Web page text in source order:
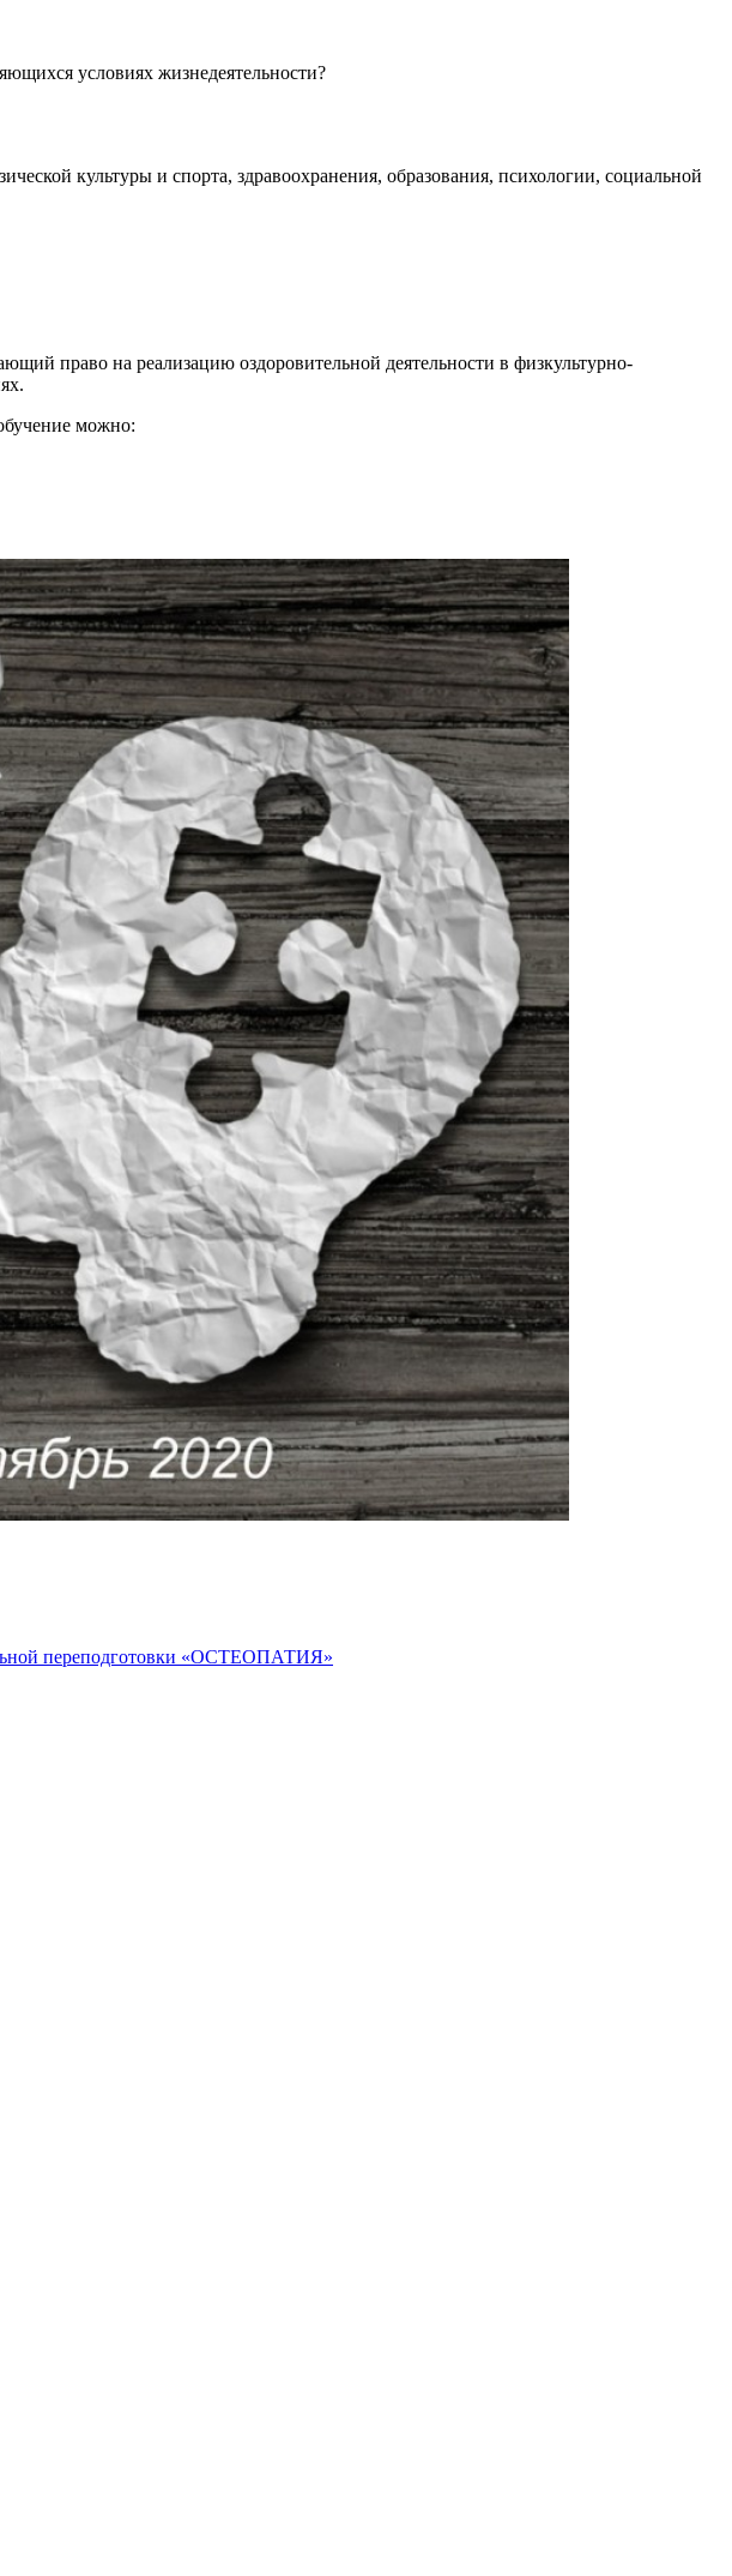
условиях жизнедеятельности?
культуры и спорта, здравоохранения, образования, психологии, социальной
право на реализацию оздоровительной деятельности в физкультурно-
можно:
переподготовки «ОСТЕОПАТИЯ»